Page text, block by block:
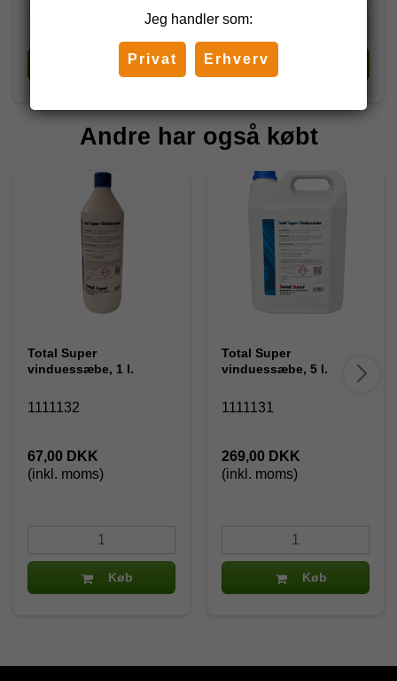
Køb
Andre har også købt
Total Super
vinduessæbe, 1 l.
1111132
67,00 DKK
(inkl. moms)
Køb
Total Super
vinduessæbe, 5 l.
1111131
269,00 DKK
(inkl. moms)
Køb
Jeg handler som:
Privat Erhverv